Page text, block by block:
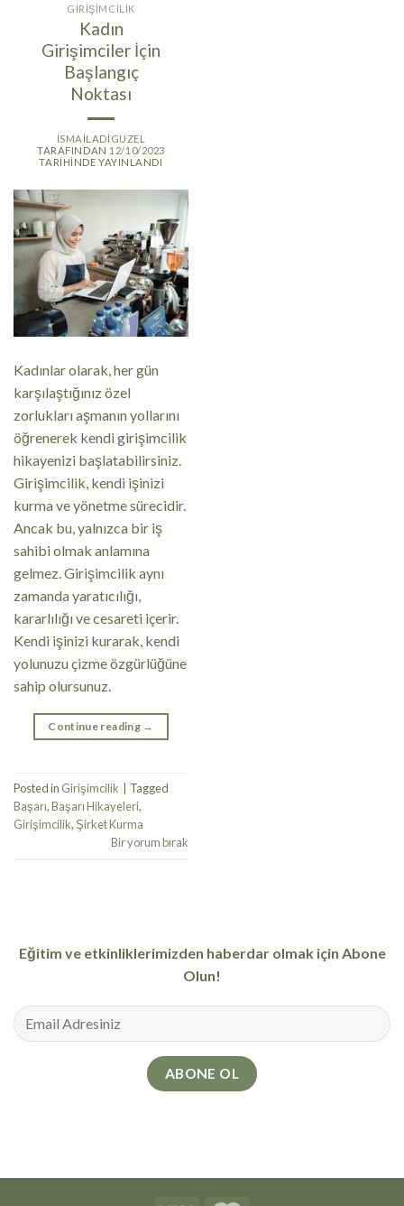
GIRIŞIMCILIK
Kadın
Girişimciler İçin
Başlangıç
Noktası
ISMAILADIGUZEL
TARAFINDAN 12/10/2023
TARIHINDE YAYINLANDI
Kadınlar olarak, her gün
karşılaştığınız özel
zorlukları aşmanın yollarını
öğrenerek kendi girişimcilik
hikayenizi başlatabilirsiniz.
Girişimcilik, kendi işinizi
kurma ve yönetme sürecidir.
Ancak bu, yalnızca bir iş
sahibi olmak anlamına
gelmez. Girişimcilik aynı
zamanda yaratıcılığı,
kararlılığı ve cesareti içerir.
Kendi işinizi kurarak, kendi
yolunuzu çizme özgürlüğüne
sahip olursunuz.
Continue reading →
Posted in Girişimcilik
Tagged
Başarı,Başarı Hikayeleri,
Girişimcilik,Şirket Kurma
Bir yorum bırak
Eğitim ve etkinliklerimizden haberdar olmak için Abone
Olun!